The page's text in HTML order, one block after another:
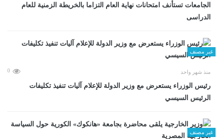
الجامعات تستأنف امتحانات نهاية العام التزاما بالخريطة الزمنية للعام
الدراسى
غير مصنف
منذ شهر واحد 0
رئيس الوزراء يستعرض مع وزير الدولة للإعلام آليات تنفيذ تكليفات
الرئيس السيسي
غير مصنف